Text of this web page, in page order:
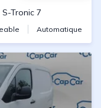
Tronic 7
Automatique